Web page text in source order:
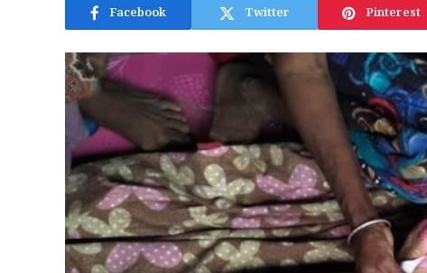
Facebook Twitter Pinterest